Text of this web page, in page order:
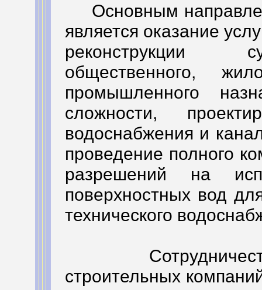
Основным
является оказание
реконструкции
общественного,
промышленного
сложности,
водоснабжения и
проведение полного
разрешений на
поверхностных вод
технического
строительных